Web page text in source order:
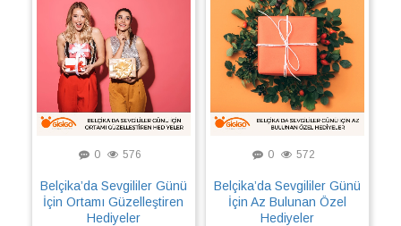
0 576
Belçika’da Sevgililer Günü
İçin Ortamı Güzelleştiren
Hediyeler
0 572
Belçika’da Sevgililer Günü
İçin Az Bulunan Özel
Hediyeler